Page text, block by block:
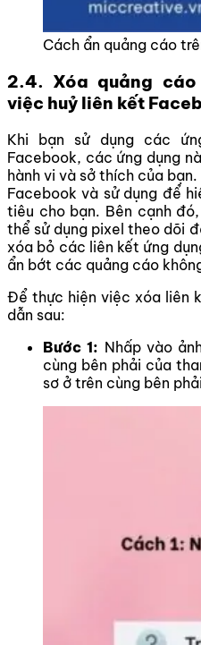
Cách ẩn quảng cáo
2.4. Xóa quảng
việc huỷ liên kết
Khi bạn sử dụng các
Facebook, các ứng dụng
hành vi và sở thích của
Facebook và sử dụng để
tiêu cho bạn. Bên cạnh
thể sử dụng pixel theo dõi
xóa bỏ các liên kết ứng
ẩn bớt các quảng cáo
Để thực hiện việc xóa liên
dẫn sau:
Bước 1: Nhấp vào
cùng bên phải của
sơ ở trên cùng bên